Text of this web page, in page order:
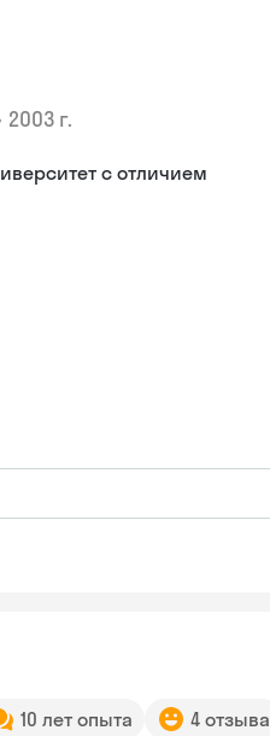
2003 г.
с отличием
10 лет опыта 4 отзыва